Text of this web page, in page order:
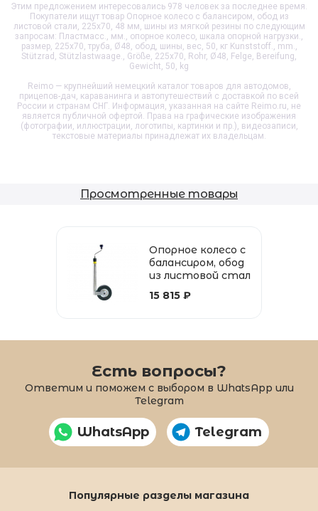
Этим предложением интересовались 978 человек за последнее время.
Покупатели ищут товар Опорное колесо с балансиром, обод из
листовой стали, 225x70, 48 мм, шины из мягкой резины по следующим
запросам: Пластмасс., мм., опорное колесо, шкала опорной нагрузки.,
размер, 225x70, труба, Ø48, обод, шины, вес, 50, кг Kunststoff., mm.,
Stützrad, Stützlastwaage., Größe, 225x70, Rohr, Ø48, Felge, Bereifung,
Gewicht, 50, kg
Reimo — крупнейший немецкий каталог товаров для автодомов,
прицепов-дач, караванинга и автопутешествий с доставкой по всей
России и странам СНГ. Информация, указанная на сайте Reimo.ru, не
является публичной офертой. Права на графические изображения
(фотографии, иллюстрации, логотипы, картинки и пр.), видеозаписи,
текстовые материалы принадлежат их владельцам.
Просмотренные товары
Опорное колесо с
балансиром, обод
из листовой стал
ины из мягкой рез
15 815 ₽
Есть вопросы?
Ответим и поможем с выбором в WhatsApp или
Telegram
WhatsApp Telegram
Популярные разделы магазина